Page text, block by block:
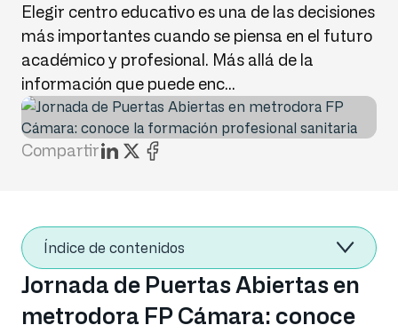
Elegir centro educativo es una de las decisiones
más importantes cuando se piensa en el futuro
académico y profesional. Más allá de la
información que puede enc...
Compartir
Índice de contenidos
Jornada de Puertas Abiertas en
metrodora FP Cámara: conoce